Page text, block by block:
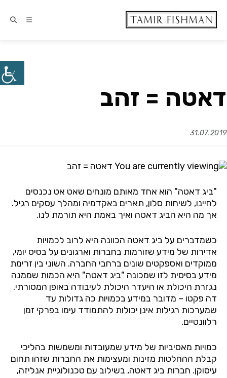
דאטה = זהב
31.07.2019
"ביג דאטה" הוא אחד מאותם מונחים שאט אט נכנסים
לחיינו, לשיחות סלון, תארים באקדמיה ומהלך עסקים רגיל.
אך מה היא הביג דאטה ואיך באמת היא תורמת לנו.
כשמדברים על ביג דאטה הכוונה היא לרוב לכמויות
אדירות של מידע שזורמות בחברות וארגונים על בסיס יומי,
ממוקדים ואספקטים שונים ברחבי החברה. השוני בין זרימת
מידע בסיסית לזו שמכונה "ביג דאטה" היא הכמות שממנה
נגזרת היכולת או היעדר היכולת לעיבודה באופן המסורתי.
דה פקטו – מדובר במידע בכמויות כה גדולות עד
שמערכות רגילות אינן יכולות להתמודד עימו בפרקי זמן
רלוונטיים.
כמויות מאסיביות של מידע שמעובדות ומשמשות בהליכי
קבלת ההחלטות מזינות ומעצימות את החברות שזהו תחום
עיסוקן. חברות ביג דאטה, בשילוב עם טכנולוגיית אנליזה,